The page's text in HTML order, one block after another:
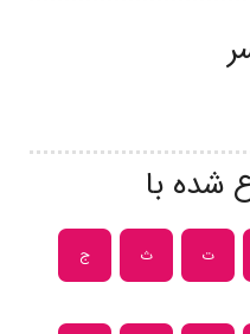
شده با
ت ث ج